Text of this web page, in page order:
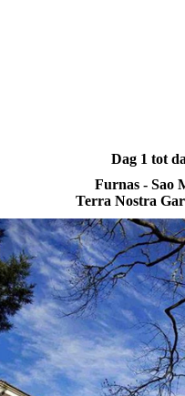
Dag 1 tot
Furnas - Sao
Terra Nostra